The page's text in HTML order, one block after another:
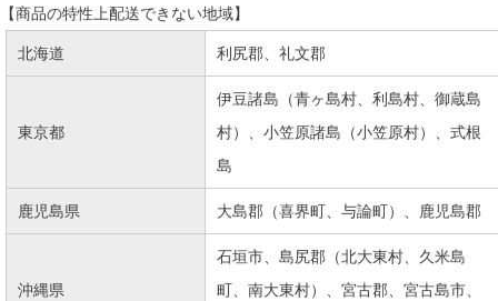
【商品の特性上配送できない地域】
北海道 利尻郡、礼文郡
東京都
伊豆諸島（青ヶ島村、利島村、御蔵島
村）、小笠原諸島（小笠原村）、式根
島
鹿児島県 大島郡（喜界町、与論町）、鹿児島郡
沖縄県
石垣市、島尻郡（北大東村、久米島
町、南大東村）、宮古郡、宮古島市、